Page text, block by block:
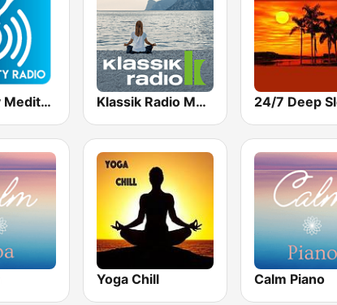
Positively Meditation Klassik Radio Meditation
Yoga Chill Calm Piano